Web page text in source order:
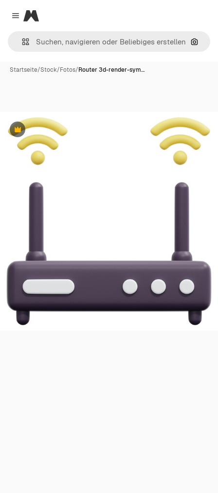
Close menu
Magnific
Nach
Startseite/Stock/Fotos/Router 3d-render-sym…
Premium